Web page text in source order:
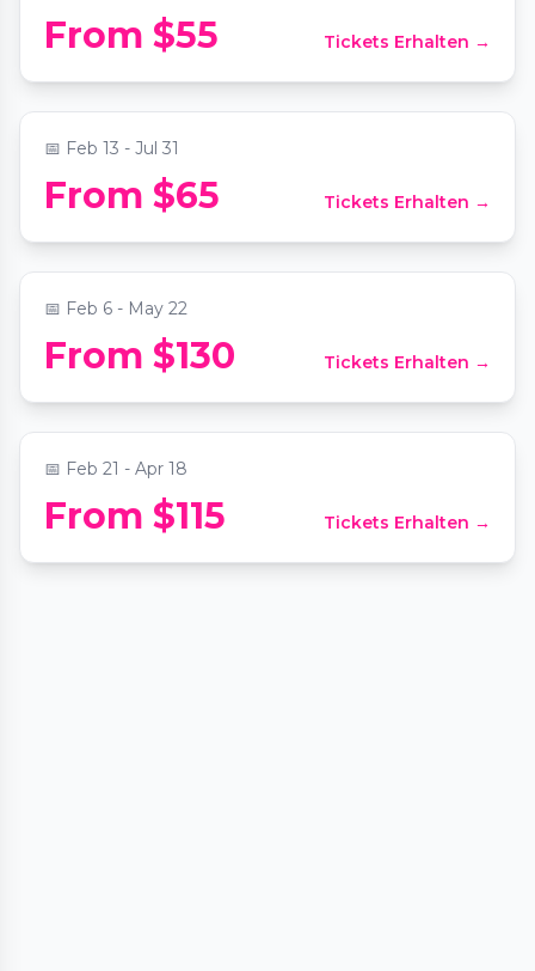
From $55 Tickets Erhalten →
Dahlonega Mystery Picnic: Self-Guided
Foodie Adventure
📍Secret Location Atlanta
📅 Feb 13 - Jul 31
From $65 Tickets Erhalten →
Full-Day Wine Country Wine Tastings
From Atlanta
📍Trader Vic's
📅 Feb 6 - May 22
From $130 Tickets Erhalten →
Half-Day Wine Tastings in the North
Georgia Mountains
📍Trader Vic's
📅 Feb 21 - Apr 18
From $115 Tickets Erhalten →